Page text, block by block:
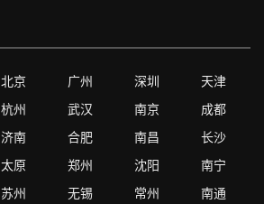
北京 广州 深圳
天津
杭州 武汉 南京
成都
济南 合肥 南昌
长沙
太原 郑州 沈阳
南宁
苏州 无锡 常州
南通